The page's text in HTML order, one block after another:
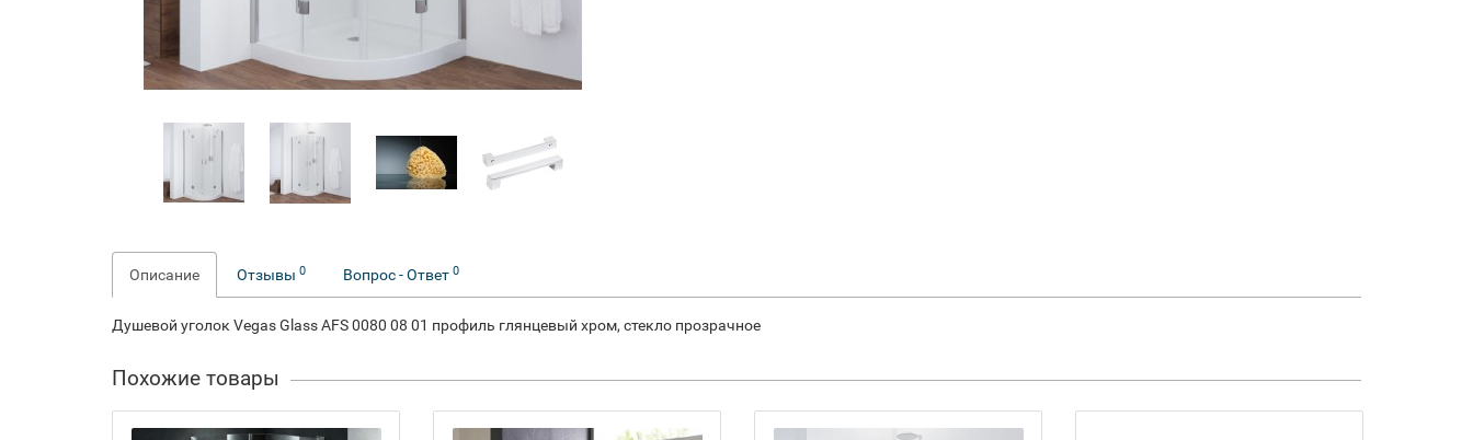
Описание Отзывы 0 Вопрос - Ответ 0
Душевой уголок Vegas Glass AFS 0080 08 01 профиль глянцевый хром, стекло прозрачное
Похожие товары